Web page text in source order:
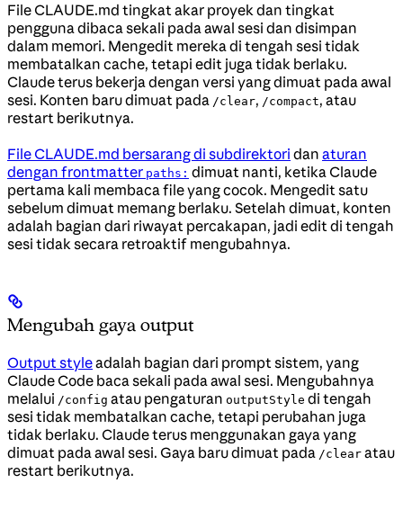
File CLAUDE.md tingkat akar proyek dan tingkat
pengguna dibaca sekali pada awal sesi dan disimpan
dalam memori. Mengedit mereka di tengah sesi tidak
membatalkan cache, tetapi edit juga tidak berlaku.
Claude terus bekerja dengan versi yang dimuat pada awal
sesi. Konten baru dimuat pada /clear, /compact, atau
restart berikutnya.
File CLAUDE.md bersarang di subdirektori dan aturan
dengan frontmatter paths: dimuat nanti, ketika Claude
pertama kali membaca file yang cocok. Mengedit satu
sebelum dimuat memang berlaku. Setelah dimuat, konten
adalah bagian dari riwayat percakapan, jadi edit di tengah
sesi tidak secara retroaktif mengubahnya.
Mengubah gaya output
Output styleadalah bagian dari prompt sistem, yang
Claude Code baca sekali pada awal sesi. Mengubahnya
melalui /config atau pengaturan outputStyle di tengah
sesi tidak membatalkan cache, tetapi perubahan juga
tidak berlaku. Claude terus menggunakan gaya yang
dimuat pada awal sesi. Gaya baru dimuat pada /clear atau
restart berikutnya.